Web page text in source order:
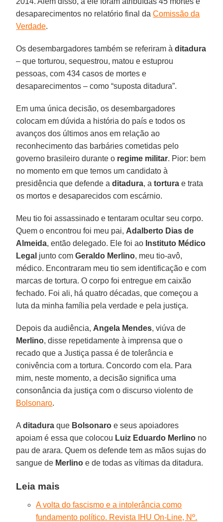
desaparecimentos no relatório final daComissão da
Verdade.
Os desembargadores também se referiram àditadura
– que torturou, sequestrou, matou e estuprou
pessoas, com 434 casos de mortes e
desaparecimentos – como “suposta ditadura”.
Em uma única decisão, os desembargadores
colocam em dúvida a história do país e todos os
avanços dos últimos anos em relação ao
reconhecimento das barbáries cometidas pelo
governo brasileiro durante o regime militar. Pior: bem
no momento em que temos um candidato à
presidência que defende aditadura, a tortura e trata
os mortos e desaparecidos com escárnio.
Meu tio foi assassinado e tentaram ocultar seu corpo.
Quem o encontrou foi meu pai, Adalberto Dias de
Almeida, então delegado. Ele foi ao Instituto Médico
Legal junto comGeraldo Merlino, meu tio-avô,
médico. Encontraram meu tio sem identificação e com
marcas de tortura. O corpo foi entregue em caixão
fechado. Foi ali, há quatro décadas, que começou a
luta da minha família pela verdade e pela justiça.
Depois da audiência, Angela Mendes, viúva de
Merlino, disse repetidamente à imprensa que o
recado que a Justiça passa é de tolerância e
conivência com a tortura. Concordo com ela. Para
mim, neste momento, a decisão significa uma
consonância da justiça com o discurso violento de
Bolsonaro.
Aditadura que Bolsonaro e seus apoiadores
apoiam é essa que colocou Luiz Eduardo Merlino no
pau de arara. Quem os defende tem as mãos sujas do
sangue de Merlino e de todas as vítimas da ditadura.
Leia mais
A volta do fascismo e a intolerância como
fundamento político. Revista IHU On-Line, Nº.